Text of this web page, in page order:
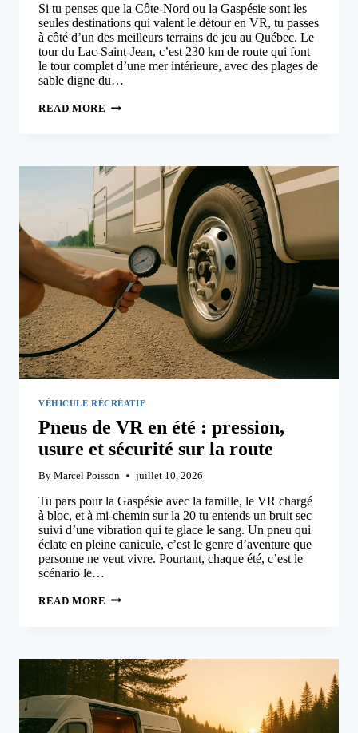
Si tu penses que la Côte-Nord ou la Gaspésie sont les
seules destinations qui valent le détour en VR, tu passes
à côté d’un des meilleurs terrains de jeu au Québec. Le
tour du Lac-Saint-Jean, c’est 230 km de route qui font
le tour complet d’une mer intérieure, avec des plages de
sable digne du…
READ MORE TOUR
VR
:
ITINÉRAIRE
DE
5
JOURS
ENTRE
PLAGES
ET
BLEUETS
VÉHICULE RÉCRÉATIF
Pneus de VR en été : pression,
usure et sécurité sur la route
By Marcel Poisson juillet 10, 2026
Tu pars pour la Gaspésie avec la famille, le VR chargé
à bloc, et à mi-chemin sur la 20 tu entends un bruit sec
suivi d’une vibration qui te glace le sang. Un pneu qui
éclate en pleine canicule, c’est le genre d’aventure que
personne ne veut vivre. Pourtant, chaque été, c’est le
scénario le…
READ MORE PNEUS
PRESSION,
USURE
ET
SÉCURITÉ
SUR
LA